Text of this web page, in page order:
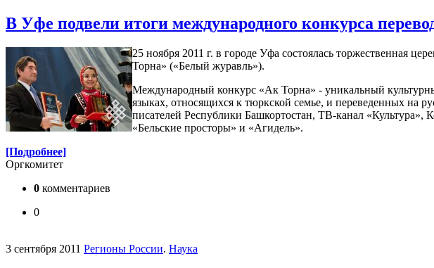
В Уфе подвели итоги международного конкурса
25 ноября 2011 г. в городе Уфа состоялась торжественная
Торна» («Белый журавль»).
Международный конкурс «Ак Торна» - уникальный
языках, относящихся к тюркской семье, и переведенных на
писателей Республики Башкортостан, ТВ-канал
«Бельские просторы» и «Агидель».
[Подробнее]
Оргкомитет
0 комментариев
0
3 сентября 2011 Регионы России. Наука